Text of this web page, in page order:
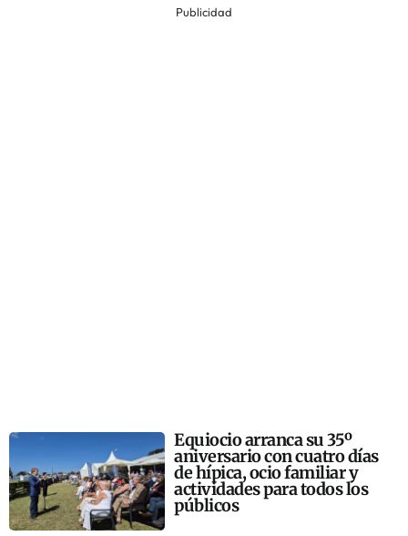
Publicidad
Equiocio arranca su 35º
aniversario con cuatro días
de hípica, ocio familiar y
actividades para todos los
públicos